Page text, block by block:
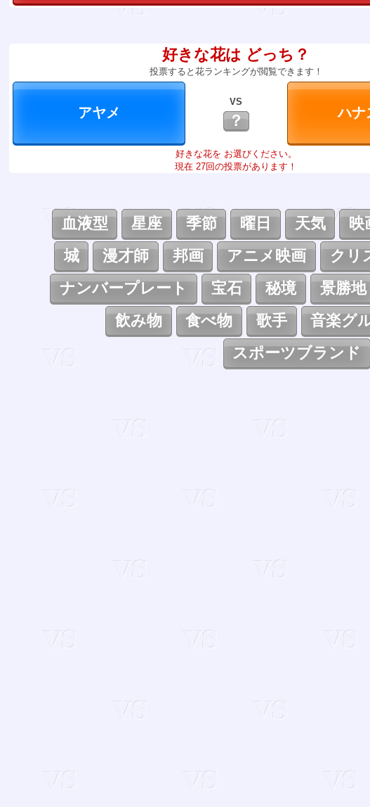
好きな花は どっち？
投票すると花ランキングが閲覧できます！
VS
？
好きな花を お選びください。
現在 27回の投票があります！
血液型
星座 季節 曜日 天気 映
城
漫才師 邦画 アニメ映画 クリ
ナンバープレート
宝石 秘境 景勝地
飲み物
食べ物 歌手 音楽グ
スポーツブランド